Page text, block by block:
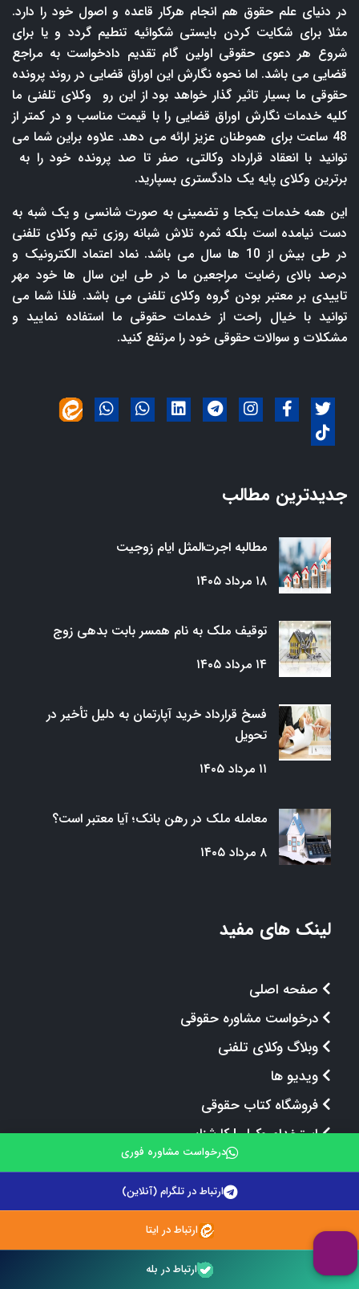
در دنیای علم حقوق هم انجام هرکار قاعده و اصول خود را دارد.
مثلا برای شکایت کردن بایستی شکوائیه تنطیم گردد و یا برای
شروع هر دعوی حقوقی اولین گام تقدیم دادخواست به مراجع
قضایی می باشد. اما نحوه نگارش این اوراق قضایی در روند پرونده
حقوقی ما بسیار تاثیر گذار خواهد بود از این رو وکلای تلفنی ما
کلیه خدمات نگارش اوراق قضایی را با قیمت مناسب و در کمتر از
48 ساعت برای هموطنان عزیز ارائه می دهد. علاوه براین شما می
توانید با انعقاد قرارداد وکالتی، صفر تا صد پرونده خود را به
برترین وکلای پایه یک دادگستری بسپارید.
این همه خدمات یکجا و تضمینی به صورت شانسی و یک شبه به
دست نیامده است بلکه ثمره تلاش شبانه روزی تیم وکلای تلفنی
در طی بیش از 10 ها سال می باشد. نماد اعتماد الکترونیک و
درصد بالای رضایت مراجعین ما در طی این سال ها خود مهر
تاییدی بر معتبر بودن گروه وکلای تلفنی می باشد. فلذا شما می
توانید با خیال راحت از خدمات حقوقی ما استفاده نمایید و
مشکلات و سوالات حقوقی خود را مرتفع کنید.
جدیدترین مطالب
مطالبه اجرت‌المثل ایام زوجیت
۱۸ مرداد ۱۴۰۵
توقیف ملک به نام همسر بابت بدهی زوج
۱۴ مرداد ۱۴۰۵
فسخ قرارداد خرید آپارتمان به دلیل تأخیر در
تحویل
۱۱ مرداد ۱۴۰۵
معامله ملک در رهن بانک؛ آیا معتبر است؟
۸ مرداد ۱۴۰۵
لینک های مفید
صفحه اصلی
درخواست مشاوره حقوقی
وبلاگ وکلای تلفنی
ویدیو ها
فروشگاه کتاب حقوقی
استخدام وکیل | کارشناس
معرفی تیم حقوقی
قوانین و مقررات
درخواست مشاوره فوری
ارتباط در تلگرام (آنلاین)
ارتباط در ایتا
ارتباط در بله